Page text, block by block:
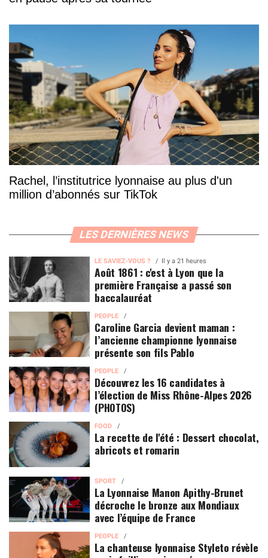
Rachel, l’institutrice lyonnaise au plus d'un
million d’abonnés sur TikTok
LES DERNIÈRES NEWS
LE SAVIEZ-VOUS ? Il y a 21 heures
Août 1861 : c'est à Lyon que la
première Française a passé son
baccalauréat
PEOPLE
Caroline Garcia devient maman :
l’ancienne championne lyonnaise
présente son fils Pablo
PEOPLE
Découvrez les 16 candidates à
l’élection de Miss Rhône-Alpes 2026
(PHOTOS)
FOOD
La recette de l'été : Dessert chocolat,
abricots et romarin
SPORT
La Lyonnaise Manon Apithy-Brunet
décroche le bronze aux Mondiaux
avec l’équipe de France
PEOPLE
La chanteuse lyonnaise Styleto révèle